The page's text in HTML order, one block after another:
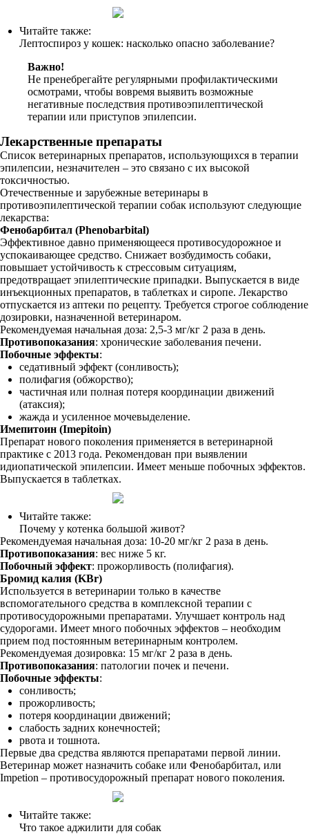
Читайте также:
Лептоспироз у кошек: насколько опасно заболевание?
Важно!
Не пренебрегайте регулярными профилактическими
осмотрами, чтобы вовремя выявить возможные
негативные последствия противоэпилептической
терапии или приступов эпилепсии.
Лекарственные препараты
Список ветеринарных препаратов, использующихся в терапии
эпилепсии, незначителен – это связано с их высокой
токсичностью.
Отечественные и зарубежные ветеринары в
противоэпилептической терапии собак используют следующие
лекарства:
Фенобарбитал (Phenobarbital)
Эффективное давно применяющееся противосудорожное и
успокаивающее средство. Снижает возбудимость собаки,
повышает устойчивость к стрессовым ситуациям,
предотвращает эпилептические припадки. Выпускается в виде
инъекционных препаратов, в таблетках и сиропе. Лекарство
отпускается из аптеки по рецепту. Требуется строгое соблюдение
дозировки, назначенной ветеринаром.
Рекомендуемая начальная доза: 2,5-3 мг/кг 2 раза в день.
Противопоказания: хронические заболевания печени.
Побочные эффекты:
седативный эффект (сонливость);
полифагия (обжорство);
частичная или полная потеря координации движений
(атаксия);
жажда и усиленное мочевыделение.
Имепитоин (Imepitoin)
Препарат нового поколения применяется в ветеринарной
практике с 2013 года. Рекомендован при выявлении
идиопатической эпилепсии. Имеет меньше побочных эффектов.
Выпускается в таблетках.
Читайте также:
Почему у котенка большой живот?
Рекомендуемая начальная доза: 10-20 мг/кг 2 раза в день.
Противопоказания: вес ниже 5 кг.
Побочный эффект: прожорливость (полифагия).
Бромид калия (KBr)
Используется в ветеринарии только в качестве
вспомогательного средства в комплексной терапии с
противосудорожными препаратами. Улучшает контроль над
судорогами. Имеет много побочных эффектов – необходим
прием под постоянным ветеринарным контролем.
Рекомендуемая дозировка: 15 мг/кг 2 раза в день.
Противопоказания: патологии почек и печени.
Побочные эффекты:
сонливость;
прожорливость;
потеря координации движений;
слабость задних конечностей;
рвота и тошнота.
Первые два средства являются препаратами первой линии.
Ветеринар может назначить собаке или Фенобарбитал, или
Impetion – противосудорожный препарат нового поколения.
Читайте также:
Что такое аджилити для собак